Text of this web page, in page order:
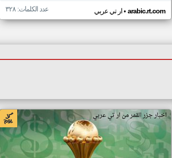
ار تي عربي• arabic.rt.com عدد الكلمات: ٣٢٨
اخبار جزر القمر من ار تي عربي